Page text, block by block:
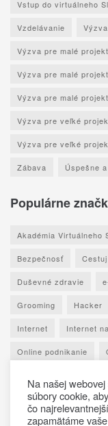
Vstup do virtuálneho
Vzdelávanie
Výzva pre malé
Výzva pre malé
Výzva pre malé
Výzva pre veľké
Výzva pre veľké
Zábava Úspešne
Populárne
Akadémia Virtuálneho
Bezpečnosť Cestuj
Duševné zdravie
Grooming Hacker
Internet Internet
Online podnikanie
Ransomware
Sociálne siete
Na našej
súbory cookie,
čo
zapamätáme